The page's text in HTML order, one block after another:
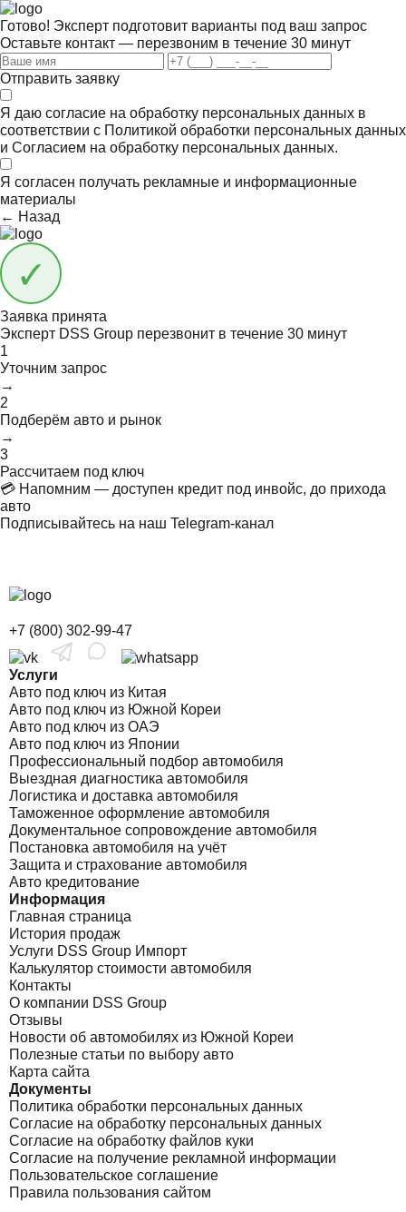
Готово! Эксперт подготовит варианты под ваш запрос
Оставьте контакт — перезвоним в течение 30 минут
Отправить заявку
Я даю согласие на обработку персональных данных в
соответствии с Политикой обработки персональных данных
и Согласием на обработку персональных данных.
Я согласен получать рекламные и информационные
материалы
← Назад
Заявка принята
Эксперт DSS Group перезвонит в течение 30 минут
1
Уточним запрос
→
2
Подберём авто и рынок
→
3
Рассчитаем под ключ
💳 Напомним — доступен кредит под инвойс, до прихода
авто
Подписывайтесь на наш Telegram-канал
+7 (800) 302-99-47
Услуги
Авто под ключ из Китая
Авто под ключ из Южной Кореи
Авто под ключ из ОАЭ
Авто под ключ из Японии
Профессиональный подбор автомобиля
Выездная диагностика автомобиля
Логистика и доставка автомобиля
Таможенное оформление автомобиля
Документальное сопровождение автомобиля
Постановка автомобиля на учёт
Защита и страхование автомобиля
Авто кредитование
Информация
Главная страница
История продаж
Услуги DSS Group Импорт
Калькулятор стоимости автомобиля
Контакты
О компании DSS Group
Отзывы
Новости об автомобилях из Южной Кореи
Полезные статьи по выбору авто
Карта сайта
Документы
Политика обработки персональных данных
Согласие на обработку персональных данных
Согласие на обработку файлов куки
Согласие на получение рекламной информации
Пользовательское соглашение
Правила пользования сайтом